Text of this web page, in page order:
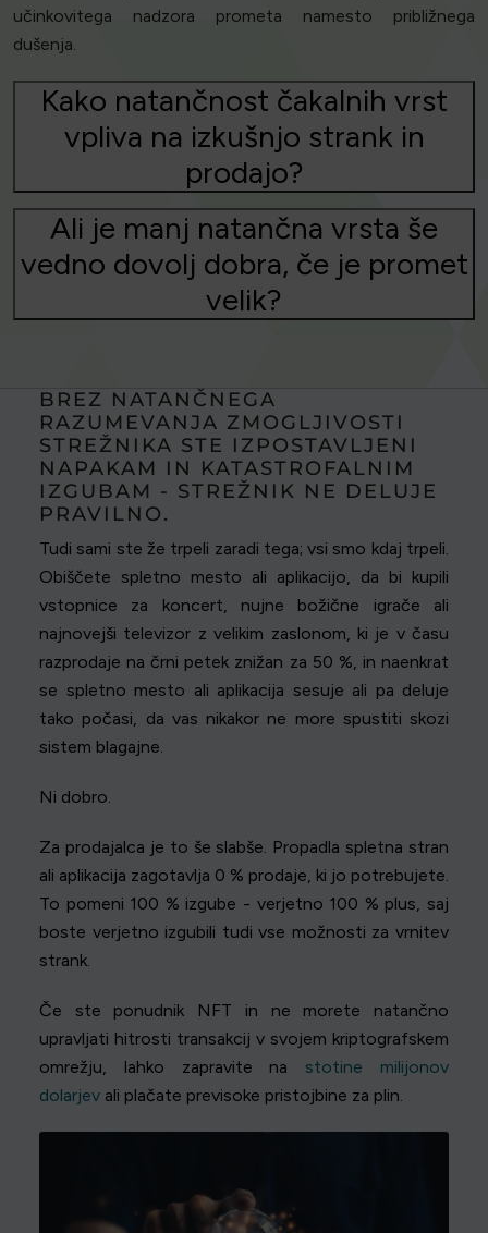
učinkovitega nadzora prometa namesto približnega
dušenja.
Kako natančnost čakalnih vrst
vpliva na izkušnjo strank in
prodajo?
Ali je manj natančna vrsta še
vedno dovolj dobra, če je promet
velik?
BREZ NATANČNEGA
RAZUMEVANJA ZMOGLJIVOSTI
STREŽNIKA STE IZPOSTAVLJENI
NAPAKAM IN KATASTROFALNIM
IZGUBAM - STREŽNIK NE DELUJE
PRAVILNO.
Tudi sami ste že trpeli zaradi tega; vsi smo kdaj trpeli.
Obiščete spletno mesto ali aplikacijo, da bi kupili
vstopnice za koncert, nujne božične igrače ali
najnovejši televizor z velikim zaslonom, ki je v času
razprodaje na črni petek znižan za 50 %, in naenkrat
se spletno mesto ali aplikacija sesuje ali pa deluje
tako počasi, da vas nikakor ne more spustiti skozi
sistem blagajne.
Ni dobro.
Za prodajalca je to še slabše. Propadla spletna stran
ali aplikacija zagotavlja 0 % prodaje, ki jo potrebujete.
To pomeni 100 % izgube - verjetno 100 % plus, saj
boste verjetno izgubili tudi vse možnosti za vrnitev
strank.
Če ste ponudnik NFT in ne morete natančno
upravljati hitrosti transakcij v svojem kriptografskem
omrežju, lahko zapravite nastotine milijonov
dolarjev ali plačate previsoke pristojbine za plin.